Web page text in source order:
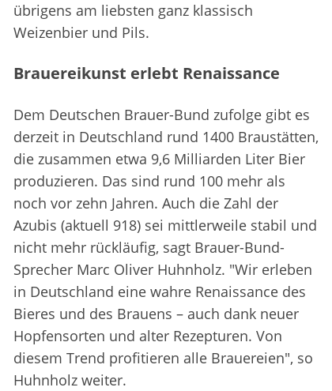
übrigens am liebsten ganz klassisch
Weizenbier und Pils.
Brauereikunst erlebt Renaissance
Dem Deutschen Brauer-Bund zufolge gibt es
derzeit in Deutschland rund 1400 Braustätten,
die zusammen etwa 9,6 Milliarden Liter Bier
produzieren. Das sind rund 100 mehr als
noch vor zehn Jahren. Auch die Zahl der
Azubis (aktuell 918) sei mittlerweile stabil und
nicht mehr rückläufig, sagt Brauer-Bund-
Sprecher Marc Oliver Huhnholz. "Wir erleben
in Deutschland eine wahre Renaissance des
Bieres und des Brauens – auch dank neuer
Hopfensorten und alter Rezepturen. Von
diesem Trend profitieren alle Brauereien", so
Huhnholz weiter.